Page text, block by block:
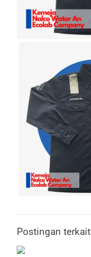
Postingan terkait